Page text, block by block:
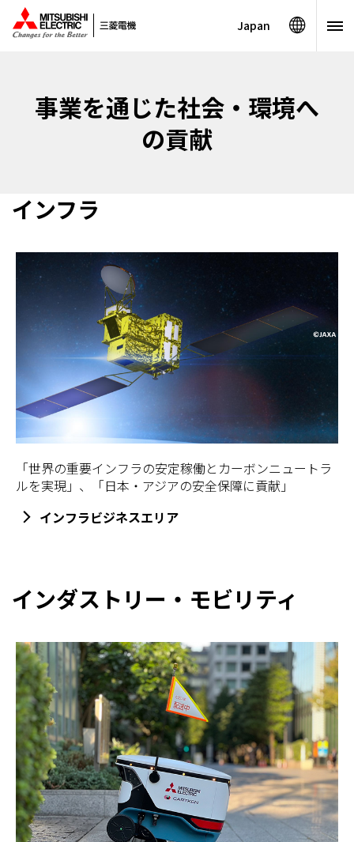
Japan
事業を通じた社会・環境へ
の貢献
インフラ
「世界の重要インフラの安定稼働とカーボンニュートラ
ルを実現」、「日本・アジアの安全保障に貢献」
インフラビジネスエリア
インダストリー・モビリティ